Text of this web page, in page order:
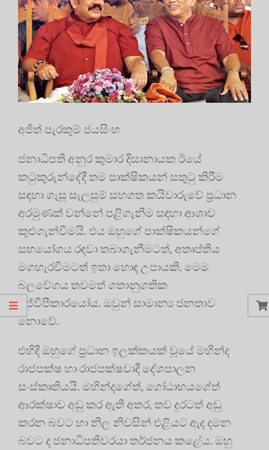
අජිත් පැරකුම් ජයසිංහ
ජනාධිපති අනුර කුමාර දිසානායක ඊයේ
කටුකුරුන්දේදී තම පාක්ෂිකයන් සතුටු කිරීම
සඳහා ගැසූ සැලසුම් සහගත කයිවාරුවේ ප්‍රධාන
අරමුණක් වන්නේ පළිගැනීම සඳහා ආශාව
කුළුගැන්වීමයි. එය ඔහුගේ පාක්ෂිකයන්ගේ
සහයෝගය රඳවා තබාගැනීමටත්, අතෘප්තිය
මගහැරවීමටත් ඉතා හොඳ උපායකි. මෙම
බලවේගය තවමත් ගතානුගතික
ජේවීපීකාරයෝය. ඔවුන් සාමාන්‍ය ජනතාව
නොවේ.
එහිදී ඔහුගේ ප්‍රධාන ඉලක්කයක් වූයේ මහින්ද
රාජපක්ෂ හා රාජපක්ෂවාදී දේශපාලන
සංස්කෘතියයි. මහින්දගේත්, ගෝඨාභයගේත්
ආරක්ෂාව අඩු කර ඇති අතර, තව දුරටත් අඩු
කරන බවට හා නිල නිවසින් එළියට ඇද දමන
බවට ද ජනාධිපතිවරයා තර්ජනය කළේය. ඔහු